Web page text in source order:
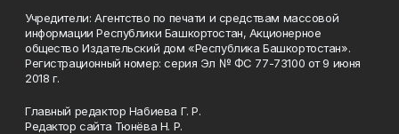
Учредители: Агентство по печати и средствам массовой
информации Республики Башкортостан, Акционерное
общество Издательский дом «Республика Башкортостан».
Регистрационный номер: серия Эл № ФС 77-73100 от 9 июня
2018 г.
Главный редактор Набиева Г. Р.
Редактор сайта Тюнёва Н. Р.